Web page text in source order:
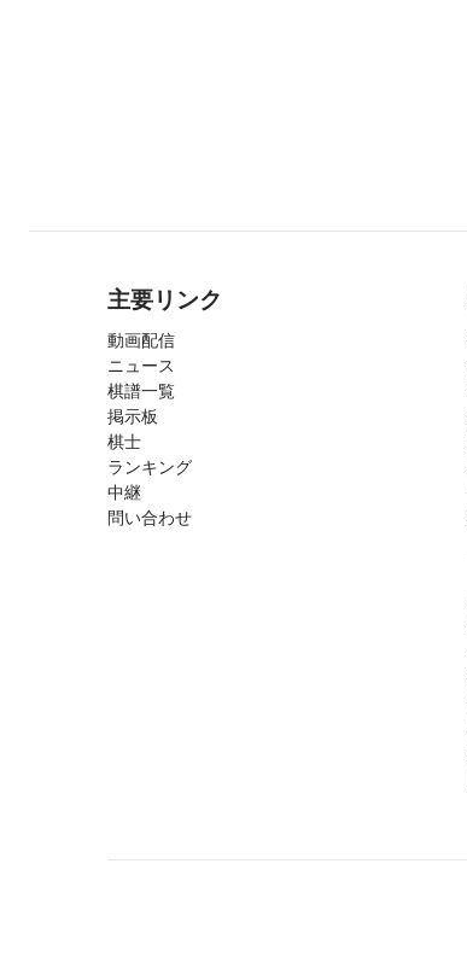
主要リンク
動画配信
ニュース
棋譜一覧
掲示板
棋士
ランキング
中継
問い合わせ